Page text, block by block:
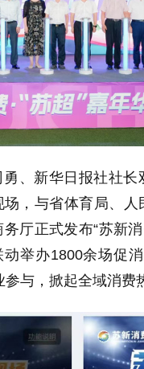
、新华日报社社
，与省体育局、
厅正式发布“苏新
动举办1800余场促
与，掀起全域消费